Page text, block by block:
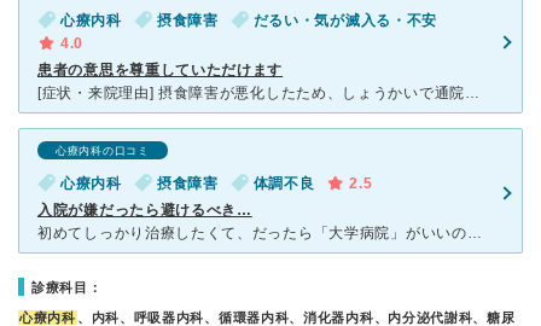
心療内科 摂食障害
だるい・気が滅入る・不安
4.0
患者の意思を尊重していただけます
[症状・来院理由] 摂食障害が悪化したため、しょうかいで通院し始めた [医師の診断・治療法] 行動認知療法で、行動記録などをとり治療していく。薬はなるべく使わないとのことでした。必要な場合は入院
心療内科の口コミ
心療内科 摂食障害 体調不良
2.5
入院が嫌だったら避けるべき…
初めてしっかり治療したくて、だったら「大学病院」がいいのではないか、と思い当時の検索ページに一番に出てきた「東大」への通院を決めました。 初診の予約で入れるところに予約を…なので、そこで必然的に主治
診療科目：
心療内科 、内科、呼吸器内科、循環器内科、消化器内科、内分泌代謝科、糖尿